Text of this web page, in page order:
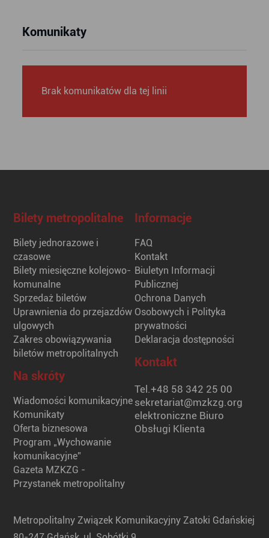
Komunikaty
Brak komunikatów dla tej linii
Bilety metropolitalne
Bilety jednorazowe i
czasowe
Bilety miesięczne kolejowo-
komunalne
Sprzedaż biletów
Uprawnienia do przejazdów
ulgowych
Zakres obowiązywania
biletów metropolitalnych
Na skróty
Wiadomości komunikacyjne
Komunikaty
Oferta biznesowa
Program „Wychowanie
komunikacyjne”
Gazeta MZKZG -
Przystanek metropolitalny
Informacje
FAQ
Kontakt
Biuletyn Informacji
Publicznej
Ochrona Danych
Osobowych i Polityka
prywatności
Deklaracja dostępności
Kontakt
Tel.+48 58 342 25 00
sekretariat@mzkzg.org
elektroniczne Biuro
Obsługi Klienta
Metropolitalny Związek Komunikacyjny Zatoki Gdańskiej